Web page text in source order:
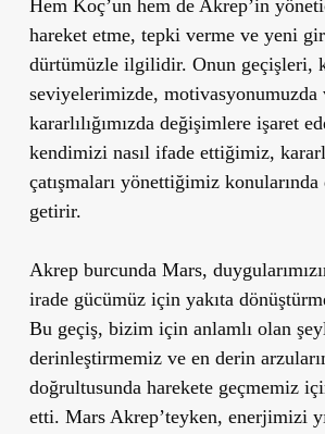
Hem Koç’un hem de Akrep’in
hareket etme, tepki verme ve yeni
dürtümüzle ilgilidir. Onun geçişleri,
seviyelerimizde, motivasyonumuzda
kararlılığımızda değişimlere işaret
kendimizi nasıl ifade ettiğimiz,
çatışmaları yönettiğimiz
getirir.
Akrep burcunda Mars,
irade gücümüz için yakıta
Bu geçiş, bizim için anlamlı olan
derinleştirmemiz ve en derin
doğrultusunda harekete geçmemiz
etti. Mars Akrep’teyken, enerjimizi